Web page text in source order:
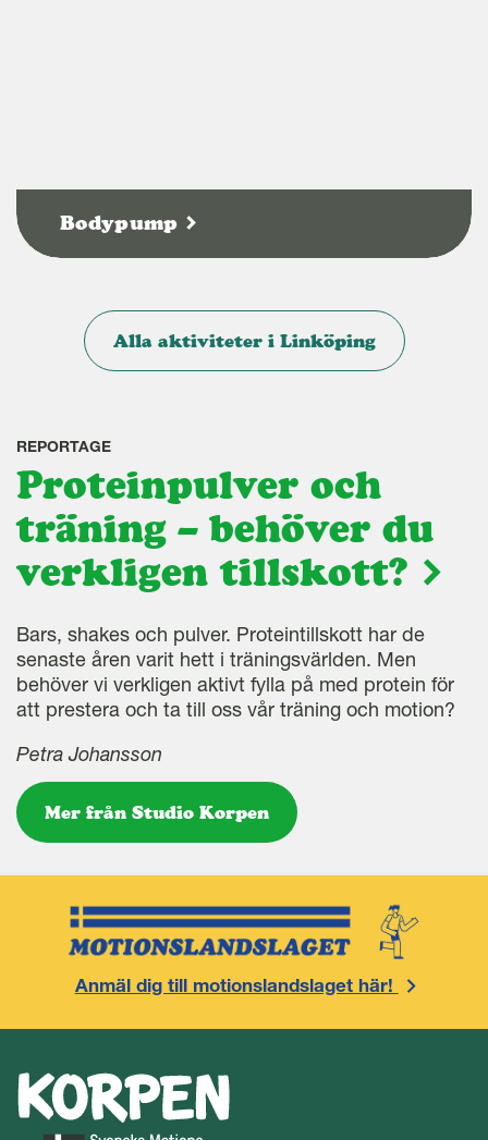
Bodypump
Alla aktiviteter i Linköping
REPORTAGE
Proteinpulver och
träning – behöver du
verkligen tillskott?
Bars, shakes och pulver. Proteintillskott har de
senaste åren varit hett i träningsvärlden. Men
behöver vi verkligen aktivt fylla på med protein för
att prestera och ta till oss vår träning och motion?
Petra Johansson
Mer från Studio Korpen
Anmäl dig till motionslandslaget här!